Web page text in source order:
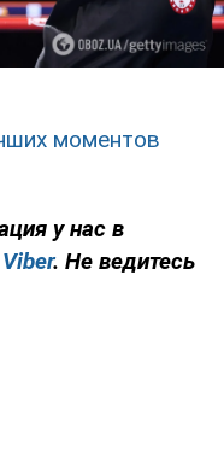
моментов
у нас в
Viber. Не ведитесь